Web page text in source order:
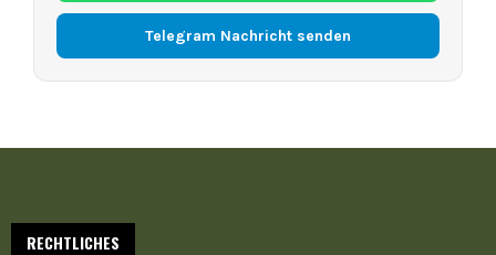
Telegram Nachricht senden
RECHTLICHES